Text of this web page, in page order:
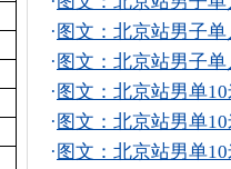
· 图文：北京站男子
· 图文：北京站男子
· 图文：北京站男单
· 图文：北京站男单
· 图文：北京站男单